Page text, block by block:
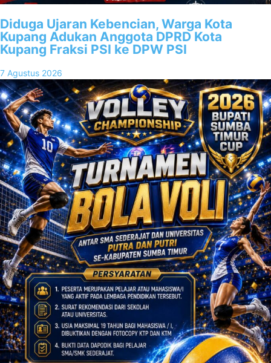
Diduga Ujaran Kebencian, Warga Kota
Kupang Adukan Anggota DPRD Kota
Kupang Fraksi PSI ke DPW PSI
7 Agustus 2026